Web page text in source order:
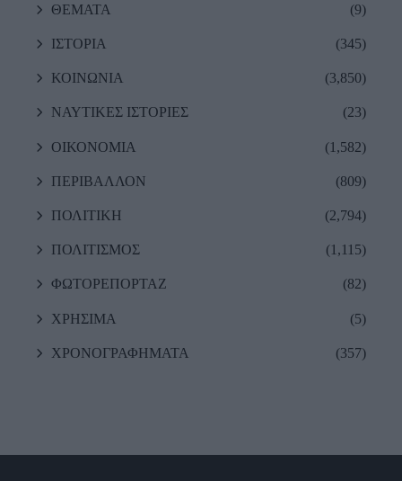
ΘΕΜΑΤΑ (9)
ΙΣΤΟΡΙΑ (345)
ΚΟΙΝΩΝΙΑ (3,850)
ΝΑΥΤΙΚΕΣ ΙΣΤΟΡΙΕΣ (23)
ΟΙΚΟΝΟΜΙΑ (1,582)
ΠΕΡΙΒΑΛΛΟΝ (809)
ΠΟΛΙΤΙΚΗ (2,794)
ΠΟΛΙΤΙΣΜΟΣ (1,115)
ΦΩΤΟΡΕΠΟΡΤΑΖ (82)
ΧΡΗΣΙΜΑ (5)
ΧΡΟΝΟΓΡΑΦΗΜΑΤΑ (357)